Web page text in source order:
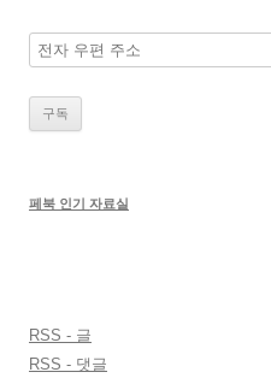
전
우
편
페북 인기 자료실
RSS - 글
RSS - 댓글